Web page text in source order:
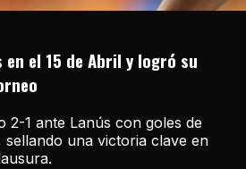
en el 15 de Abril y logró su
2-1 ante Lanús con goles de
sellando una victoria clave en